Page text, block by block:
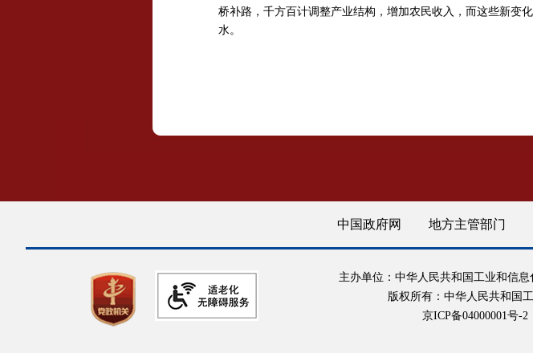
桥补路，千方百计调整产业结构，增加农民收入，而这些新变
水。
中国政府网 地方主管部门
主办单位：中华人民共和国工业和信息
版权所有：中华人民共和国
京ICP备04000001号-2